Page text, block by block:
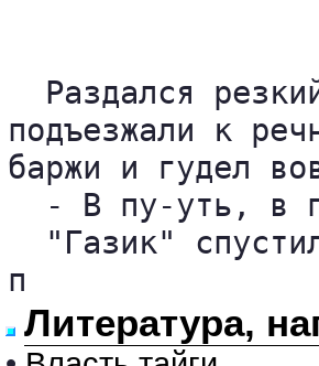
Раздался
подъезжали к
баржи и гудел
- В пу-уть, в
"Газик"
п
Литература,